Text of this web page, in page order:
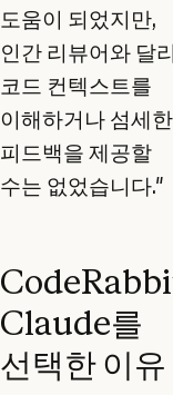
도움이 되었지만,
인간 리뷰어와 달리
코드 컨텍스트를
이해하거나 섬세한
피드백을 제공할
수는 없었습니다."
Claude를
선택한 이유